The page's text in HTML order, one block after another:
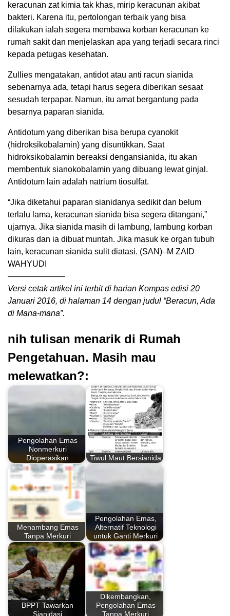
keracunan zat kimia tak khas, mirip keracunan akibat
bakteri. Karena itu, pertolongan terbaik yang bisa
dilakukan ialah segera membawa korban keracunan ke
rumah sakit dan menjelaskan apa yang terjadi secara rinci
kepada petugas kesehatan.
Zullies mengatakan, antidot atau anti racun sianida
sebenarnya ada, tetapi harus segera diberikan sesaat
sesudah terpapar. Namun, itu amat bergantung pada
besarnya paparan sianida.
Antidotum yang diberikan bisa berupa cyanokit
(hidroksikobalamin) yang disuntikkan. Saat
hidroksikobalamin bereaksi dengansianida, itu akan
membentuk sianokobalamin yang dibuang lewat ginjal.
Antidotum lain adalah natrium tiosulfat.
“Jika diketahui paparan sianidanya sedikit dan belum
terlalu lama, keracunan sianida bisa segera ditangani,”
ujarnya. Jika sianida masih di lambung, lambung korban
dikuras dan ia dibuat muntah. Jika masuk ke organ tubuh
lain, keracunan sianida sulit diatasi. (SAN)–M ZAID
WAHYUDI
———————
Versi cetak artikel ini terbit di harian Kompas edisi 20
Januari 2016, di halaman 14 dengan judul “Beracun, Ada
di Mana-mana”.
nih tulisan menarik di Rumah
Pengetahuan. Masih mau
melewatkan?:
Pengolahan Emas
Nonmerkuri
Dioperasikan
Tiwul Maut Bersianida
Menambang Emas
Tanpa Merkuri
Pengolahan Emas,
Alternatif Teknologi
untuk Ganti Merkuri
BPPT Tawarkan
Sianidasi
Dikembangkan,
Pengolahan Emas
Tanpa Merkuri